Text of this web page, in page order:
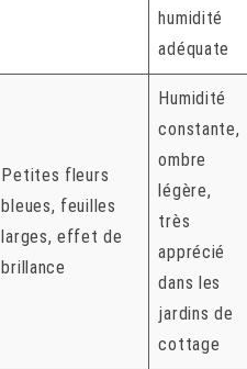
humidité
adéquate
Petites fleurs
bleues, feuilles
larges, effet de
brillance
Humidité
constante,
ombre
légère,
très
apprécié
dans les
jardins de
cottage